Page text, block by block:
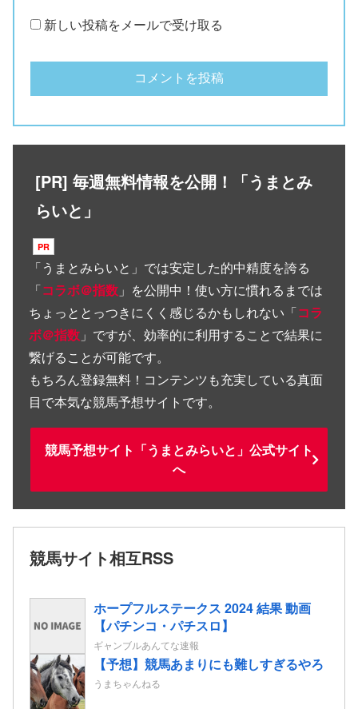
新しい投稿をメールで受け取る
[PR] 毎週無料情報を公開！「うまとみ
らいと」
「うまとみらいと 」では安定した的中精度を誇る
「コラボ＠指数 」を公開中！使い方に慣れるまでは
ちょっととっつきにくく感じるかもしれない「コラ
ボ＠指数 」ですが、効率的に利用することで結果に
繋げることが可能です。
もちろん登録無料！コンテンツも充実している真面
目で本気な競馬予想サイトです。
競馬予想サイト「うまとみらいと」公式サイト
へ
競馬サイト相互RSS
ホープフルステークス 2024 結果 動画
【パチンコ・パチスロ】
ギャンブルあんてな速報
【予想】競馬あまりにも難しすぎるやろ
うまちゃんねる